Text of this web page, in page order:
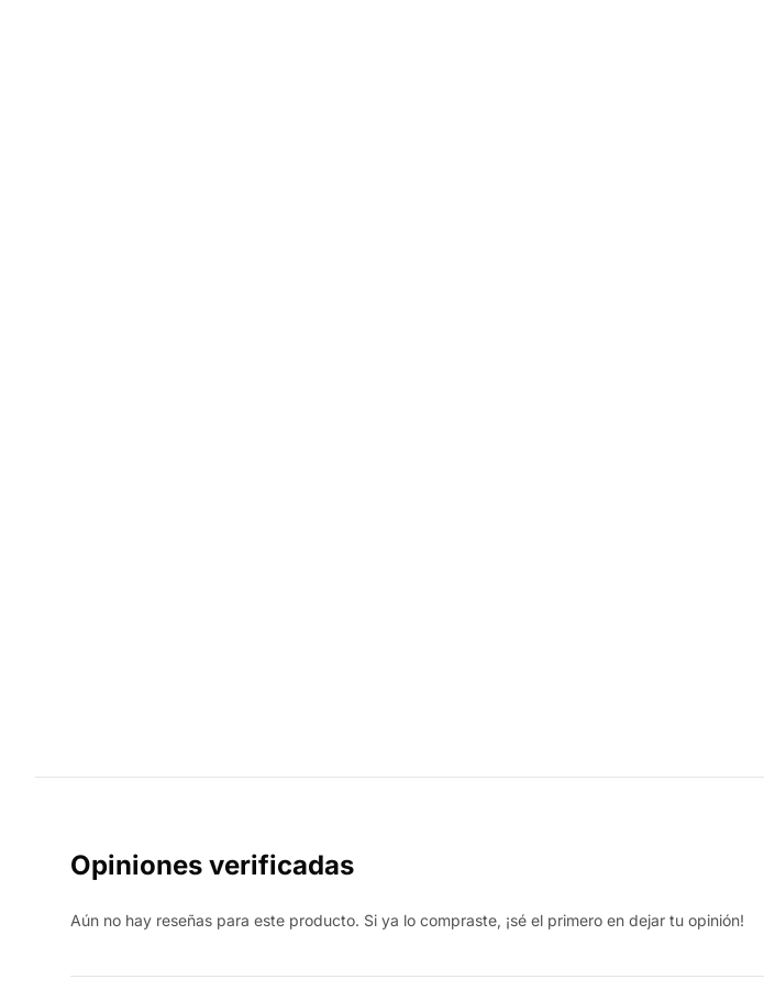
Opiniones verificadas
Aún no hay reseñas para este producto. Si ya lo compraste, ¡sé el primero en dejar tu opinión!